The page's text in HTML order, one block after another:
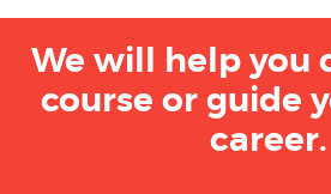
We will help you
course or guide
career.